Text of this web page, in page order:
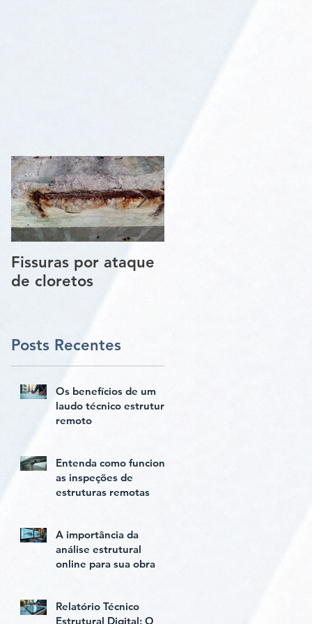
Fissuras por ataque
de cloretos
Posts Recentes
Os benefícios de um
laudo técnico estrutural
remoto
Entenda como funciona
as inspeções de
estruturas remotas
A importância da
análise estrutural
online para sua obra
Relatório Técnico
Estrutural Digital: O